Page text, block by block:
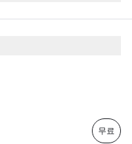
03:55 - 23:55
03:45 - 23:55
무료